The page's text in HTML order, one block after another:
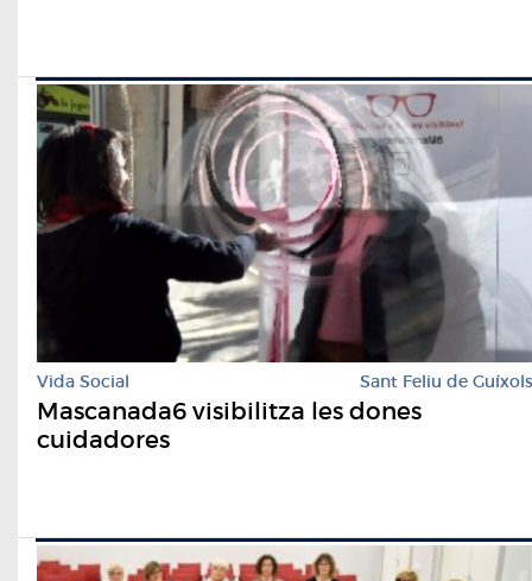
Vida Social Sant Feliu de Guíxols
Mascanada6 visibilitza les dones
cuidadores